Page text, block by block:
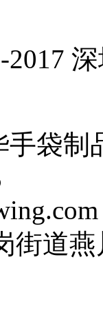
2017
手袋制
街道